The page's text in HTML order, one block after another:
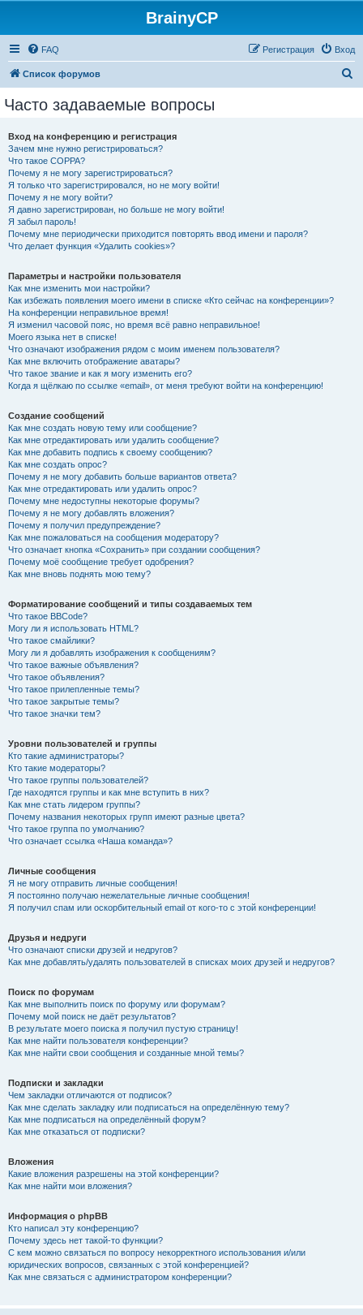
BrainyCP
FAQ Вход
Регистрация
Список форумов
Часто задаваемые вопросы
Вход на конференцию и регистрация
Зачем мне нужно регистрироваться?
Что такое COPPA?
Почему я не могу зарегистрироваться?
Я только что зарегистрировался, но не могу войти!
Почему я не могу войти?
Я давно зарегистрирован, но больше не могу войти!
Я забыл пароль!
Почему мне периодически приходится повторять ввод имени и пароля?
Что делает функция «Удалить cookies»?
Параметры и настройки пользователя
Как мне изменить мои настройки?
Как избежать появления моего имени в списке «Кто сейчас на конференции»?
На конференции неправильное время!
Я изменил часовой пояс, но время всё равно неправильное!
Моего языка нет в списке!
Что означают изображения рядом с моим именем пользователя?
Как мне включить отображение аватары?
Что такое звание и как я могу изменить его?
Когда я щёлкаю по ссылке «email», от меня требуют войти на конференцию!
Создание сообщений
Как мне создать новую тему или сообщение?
Как мне отредактировать или удалить сообщение?
Как мне добавить подпись к своему сообщению?
Как мне создать опрос?
Почему я не могу добавить больше вариантов ответа?
Как мне отредактировать или удалить опрос?
Почему мне недоступны некоторые форумы?
Почему я не могу добавлять вложения?
Почему я получил предупреждение?
Как мне пожаловаться на сообщения модератору?
Что означает кнопка «Сохранить» при создании сообщения?
Почему моё сообщение требует одобрения?
Как мне вновь поднять мою тему?
Форматирование сообщений и типы создаваемых тем
Что такое BBCode?
Могу ли я использовать HTML?
Что такое смайлики?
Могу ли я добавлять изображения к сообщениям?
Что такое важные объявления?
Что такое объявления?
Что такое прилепленные темы?
Что такое закрытые темы?
Что такое значки тем?
Уровни пользователей и группы
Кто такие администраторы?
Кто такие модераторы?
Что такое группы пользователей?
Где находятся группы и как мне вступить в них?
Как мне стать лидером группы?
Почему названия некоторых групп имеют разные цвета?
Что такое группа по умолчанию?
Что означает ссылка «Наша команда»?
Личные сообщения
Я не могу отправить личные сообщения!
Я постоянно получаю нежелательные личные сообщения!
Я получил спам или оскорбительный email от кого-то с этой конференции!
Друзья и недруги
Что означают списки друзей и недругов?
Как мне добавлять/удалять пользователей в списках моих друзей и недругов?
Поиск по форумам
Как мне выполнить поиск по форуму или форумам?
Почему мой поиск не даёт результатов?
В результате моего поиска я получил пустую страницу!
Как мне найти пользователя конференции?
Как мне найти свои сообщения и созданные мной темы?
Подписки и закладки
Чем закладки отличаются от подписок?
Как мне сделать закладку или подписаться на определённую тему?
Как мне подписаться на определённый форум?
Как мне отказаться от подписки?
Вложения
Какие вложения разрешены на этой конференции?
Как мне найти мои вложения?
Информация о phpBB
Кто написал эту конференцию?
Почему здесь нет такой-то функции?
С кем можно связаться по вопросу некорректного использования и/или
юридических вопросов, связанных с этой конференцией?
Как мне связаться с администратором конференции?